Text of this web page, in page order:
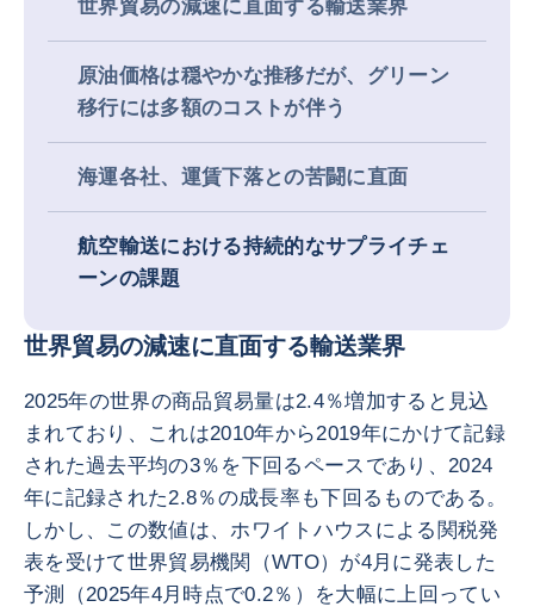
世界貿易の減速に直面する輸送業界
原油価格は穏やかな推移だが、グリーン
移行には多額のコストが伴う
海運各社、運賃下落との苦闘に直面
航空輸送における持続的なサプライチェ
ーンの課題
世界貿易の減速に直面する輸送業界
2025年の世界の商品貿易量は2.4％増加すると見込
まれており、これは2010年から2019年にかけて記録
された過去平均の3％を下回るペースであり、2024
年に記録された2.8％の成長率も下回るものである。
しかし、この数値は、ホワイトハウスによる関税発
表を受けて世界貿易機関（WTO）が4月に発表した
予測（2025年4月時点で0.2％）を大幅に上回ってい